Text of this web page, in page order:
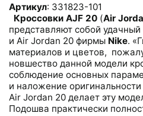
Артикул: 331823-101
Кроссовки AJF 20 (Air
представляют собой
и Air Jordan 20 фирмы Nike.
материалов и цветов,
новшество данной модели
соблюдение основных
и наложение
Air Jordan 20 делает эту
Подошва практически